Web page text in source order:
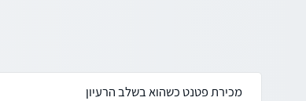
מכירת פטנט כשהוא בשלב הרעיון